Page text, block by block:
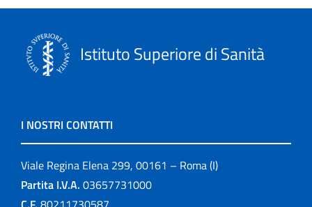
Istituto Superiore di Sanità
I NOSTRI CONTATTI
Viale Regina Elena 299, 00161 – Roma (I)
Partita I.V.A. 03657731000